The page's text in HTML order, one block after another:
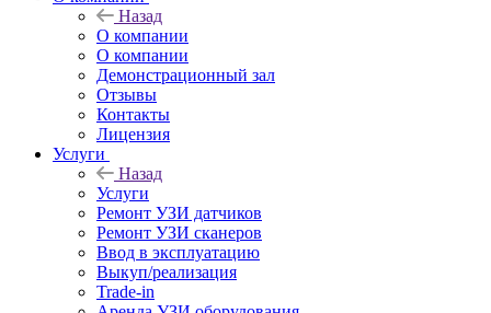
Назад
О компании
О компании
Демонстрационный зал
Отзывы
Контакты
Лицензия
Услуги
Назад
Услуги
Ремонт УЗИ датчиков
Ремонт УЗИ сканеров
Ввод в эксплуатацию
Выкуп/реализация
Trade-in